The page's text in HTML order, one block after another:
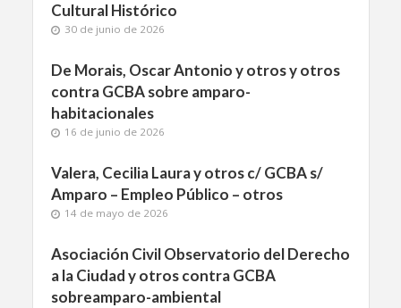
Cultural Histórico
30 de junio de 2026
De Morais, Oscar Antonio y otros y otros
contra GCBA sobre amparo-
habitacionales
16 de junio de 2026
Valera, Cecilia Laura y otros c/ GCBA s/
Amparo – Empleo Público – otros
14 de mayo de 2026
Asociación Civil Observatorio del Derecho
a la Ciudad y otros contra GCBA
sobreamparo-ambiental